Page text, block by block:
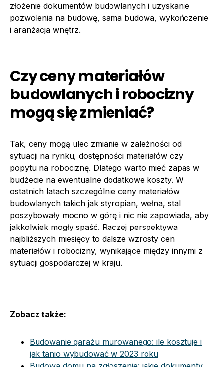
złożenie dokumentów budowlanych i uzyskanie
pozwolenia na budowę, sama budowa, wykończenie
i aranżacja wnętrz.
Czy ceny materiałów
budowlanych i robocizny
mogą się zmieniać?
Tak, ceny mogą ulec zmianie w zależności od
sytuacji na rynku, dostępności materiałów czy
popytu na robociznę. Dlatego warto mieć zapas w
budżecie na ewentualne dodatkowe koszty. W
ostatnich latach szczególnie ceny materiałów
budowlanych takich jak styropian, wełna, stal
poszybowały mocno w górę i nic nie zapowiada, aby
jakkolwiek mogły spaść. Raczej perspektywa
najbliższych miesięcy to dalsze wzrosty cen
materiałów i robocizny, wynikające między innymi z
sytuacji gospodarczej w kraju.
Zobacz także:
Budowanie garażu murowanego: ile kosztuje i
jak tanio wybudować w 2023 roku